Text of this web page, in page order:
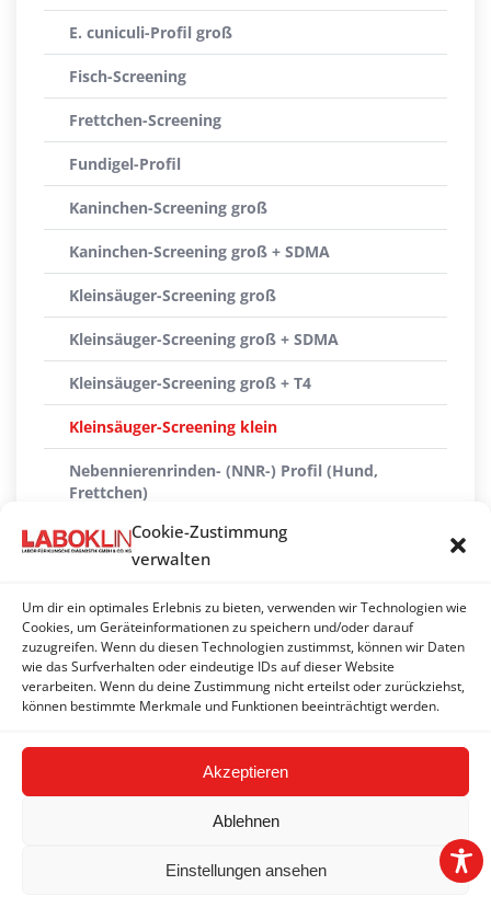
Cookie-Zustimmung
verwalten
Um dir ein optimales Erlebnis zu bieten, verwenden wir Technologien wie
Cookies, um Geräteinformationen zu speichern und/oder darauf
zuzugreifen. Wenn du diesen Technologien zustimmst, können wir Daten
wie das Surfverhalten oder eindeutige IDs auf dieser Website
verarbeiten. Wenn du deine Zustimmung nicht erteilst oder zurückziehst,
können bestimmte Merkmale und Funktionen beeinträchtigt werden.
Akzeptieren
Ablehnen
Einstellungen ansehen
E. cuniculi-Profil groß
Fisch-Screening
Frettchen-Screening
Fundigel-Profil
Kaninchen-Screening groß
Kaninchen-Screening groß + SDMA
Kleinsäuger-Screening groß
Kleinsäuger-Screening groß + SDMA
Kleinsäuger-Screening groß + T4
Kleinsäuger-Screening klein
Nebennierenrinden- (NNR-) Profil (Hund,
Frettchen)
Reptilien-Screening (groß)
Vitaminprofil Vögel/Reptilien
Vogel-Screening
Vogel-Screening erweitert